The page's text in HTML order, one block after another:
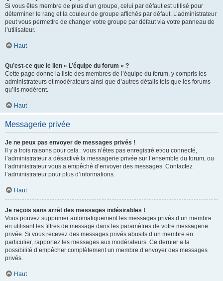
Si vous êtes membre de plus d’un groupe, celui par défaut est utilisé pour
déterminer le rang et la couleur de groupe affichés par défaut. L’administrateur
peut vous permettre de changer votre groupe par défaut via votre panneau de
l’utilisateur.
Haut
Qu’est-ce que le lien « L’équipe du forum » ?
Cette page donne la liste des membres de l’équipe du forum, y compris les
administrateurs et modérateurs ainsi que d’autres détails tels que les forums
qu’ils modèrent.
Haut
Messagerie privée
Je ne peux pas envoyer de messages privés !
Il y a trois raisons pour cela : vous n’êtes pas enregistré et/ou connecté,
l’administrateur a désactivé la messagerie privée sur l’ensemble du forum, ou
l’administrateur vous a empêché d’envoyer des messages. Contactez
l’administrateur pour plus d’informations.
Haut
Je reçois sans arrêt des messages indésirables !
Vous pouvez supprimer automatiquement les messages privés d’un membre
en utilisant les filtres de message dans les paramètres de votre messagerie
privée. Si vous recevez des messages privés abusifs d’un membre en
particulier, rapportez les messages aux modérateurs. Ce dernier a la
possibilité d’empêcher complètement un membre d’envoyer des messages
privés.
Haut